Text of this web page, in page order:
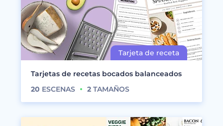
Tarjetas de recetas bocados balanceados
20 ESCENAS 2 TAMAÑOS